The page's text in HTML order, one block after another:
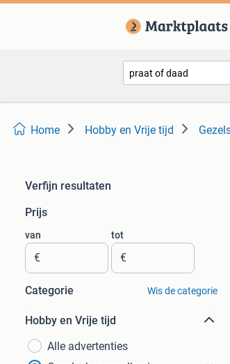
Home Hobby en Vrije tijd
Verfijn resultaten
Prijs
van
€
tot
€
Categorie Wis de categorie
Hobby en Vrije tijd
Alle advertenties